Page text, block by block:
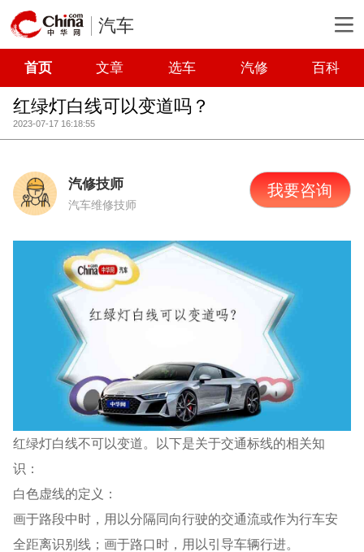
汽车
首页 文章 选车 汽修 百科
红绿灯白线可以变道吗？
2023-07-17 16:18:55
汽修技师
汽车维修技师
我要咨询
红绿灯白线不可以变道。以下是关于交通标线的相关知
识：
白色虚线的定义：
画于路段中时，用以分隔同向行驶的交通流或作为行车安
全距离识别线；画于路口时，用以引导车辆行进。